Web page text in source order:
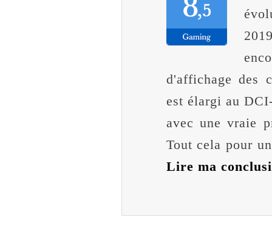
d'affichage des
est élargi au
avec une vraie
Tout cela pour
Lire ma